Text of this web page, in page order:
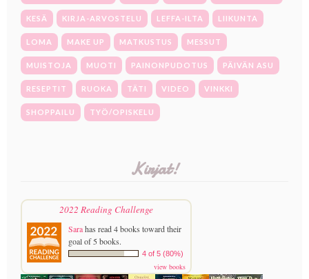
KESÄ KIRJA-ARVOSTELU LEFFA-ILTA LIIKUNTA
LOMA MAKE UP MATKUSTUS MESSUT
MUISTOJA MUOTI PAINONPUDOTUS PÄIVÄN ASU
RESEPTIT RUOKA TÄTI VIDEO VINKKI
SHOPPAILU TYÖ/OPISKELU
Kirjat!
2022 Reading Challenge
Sarahas read 4 books toward their
goal of 5 books.
4 of 5 (80%)
view books